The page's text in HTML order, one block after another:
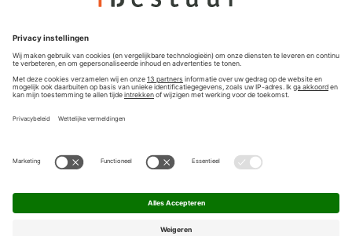
Privacyinstellingen